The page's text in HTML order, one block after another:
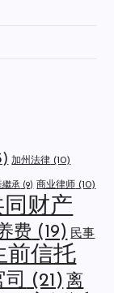
加州法律 (10)
繼承 (9) 商业律师 (10)
财产
费 (19) 民事
前信托
(21) 离